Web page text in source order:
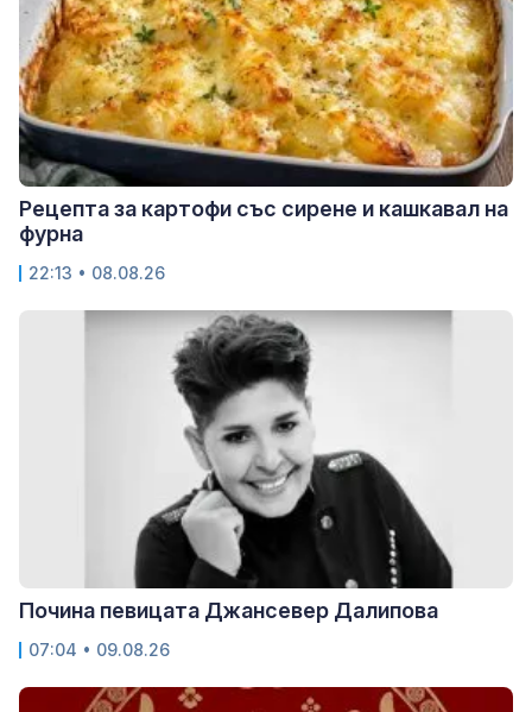
Рецепта за картофи със сирене и кашкавал на
фурна
22:13 • 08.08.26
Почина певицата Джансевер Далипова
07:04 • 09.08.26